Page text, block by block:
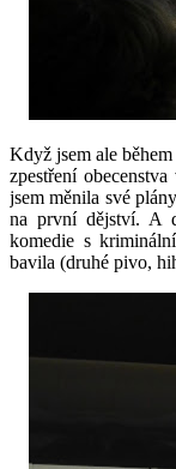
Když jsem ale
zpestření
jsem měnila své
na první dějství. A
komedie s
bavila (druhé pivo,